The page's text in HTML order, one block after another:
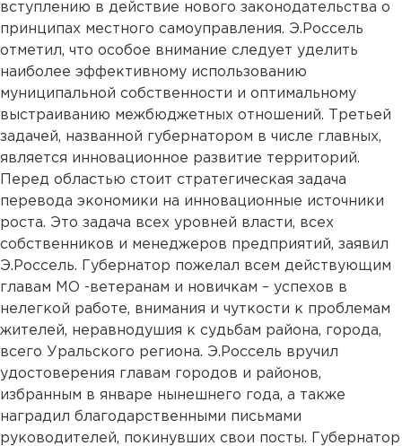
вступлению в действие нового законодательства о
принципах местного самоуправления. Э.Россель
отметил, что особое внимание следует уделить
наиболее эффективному использованию
муниципальной собственности и оптимальному
выстраиванию межбюджетных отношений. Третьей
задачей, названной губернатором в числе главных,
является инновационное развитие территорий.
Перед областью стоит стратегическая задача
перевода экономики на инновационные источники
роста. Это задача всех уровней власти, всех
собственников и менеджеров предприятий, заявил
Э.Россель. Губернатор пожелал всем действующим
главам МО -ветеранам и новичкам – успехов в
нелегкой работе, внимания и чуткости к проблемам
жителей, неравнодушия к судьбам района, города,
всего Уральского региона. Э.Россель вручил
удостоверения главам городов и районов,
избранным в январе нынешнего года, а также
наградил благодарственными письмами
руководителей, покинувших свои посты. Губернатор